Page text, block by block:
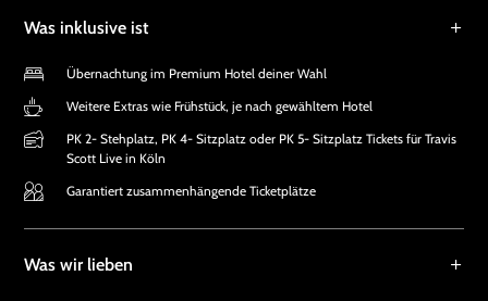
Was inklusive ist
Übernachtung im Premium Hotel deiner Wahl
Weitere Extras wie Frühstück, je nach gewähltem Hotel
PK 2- Stehplatz, PK 4- Sitzplatz oder PK 5- Sitzplatz Tickets für Travis
Scott Live in Köln
Garantiert zusammenhängende Ticketplätze
Was wir lieben